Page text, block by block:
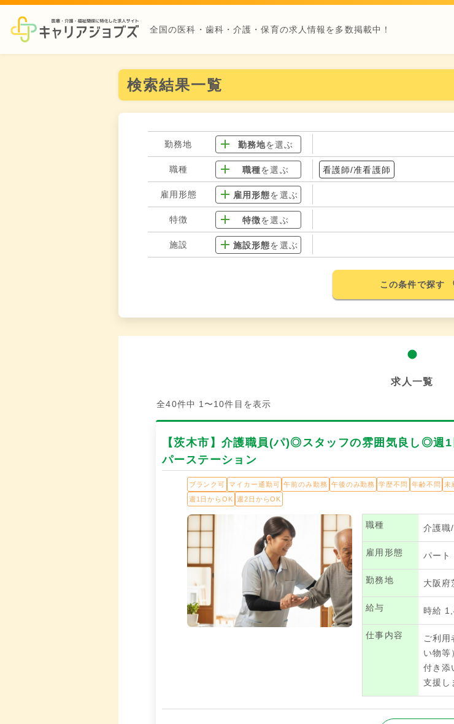
全国の医科・歯科・介護・保育の求人情報を多数掲載中！
検索結果一覧
勤務地 勤務地を選ぶ
職種 職種を選ぶ 看護師/准看護師
雇用形態 雇用形態を選ぶ
特徴 特徴を選ぶ
施設 施設形態を選ぶ
この条件で探す
求人一覧
全40件中 1〜10件目を表示
【茨木市】介護職員(パ)◎スタッフの雰囲気良し◎週
パーステーション
ブランク可 マイカー通勤可 午前のみ勤務 午後のみ勤務 学歴不問 年齢不問 未
週1日からOK 週2日からOK
職種 介護職
雇用形態 パート
勤務地 大阪
給与 時給
仕事内容
ご利用
い物等
付き添
支援し